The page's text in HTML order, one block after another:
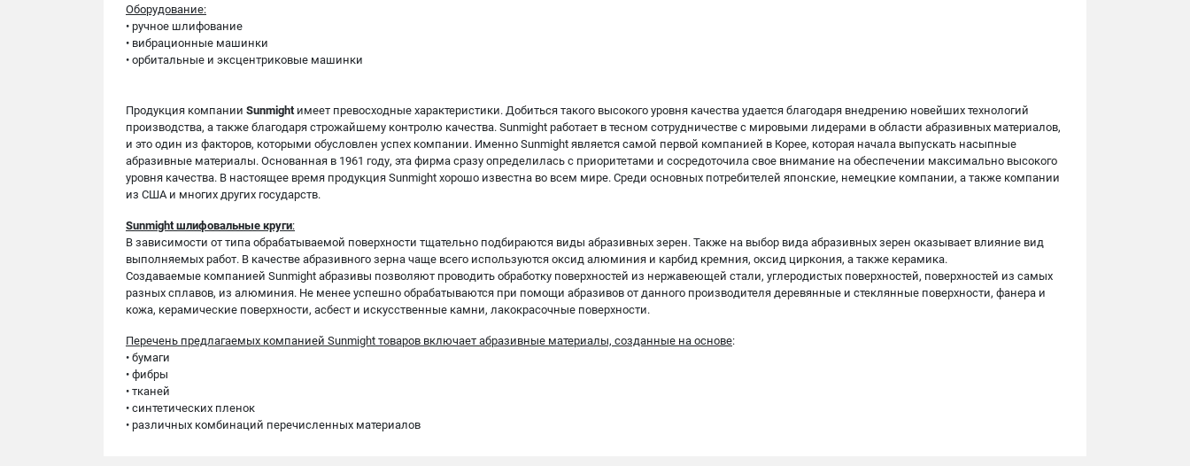
Оборудование:
• ручное шлифование
• вибрационные машинки
• орбитальные и эксцентриковые машинки
Продукция компании Sunmight имеет превосходные характеристики. Добиться такого высокого уровня качества удается благодаря внедрению новейших технологий
производства, а также благодаря строжайшему контролю качества. Sunmight работает в тесном сотрудничестве с мировыми лидерами в области абразивных материалов,
и это один из факторов, которыми обусловлен успех компании. Именно Sunmight является самой первой компанией в Корее, которая начала выпускать насыпные
абразивные материалы. Основанная в 1961 году, эта фирма сразу определилась с приоритетами и сосредоточила свое внимание на обеспечении максимально высокого
уровня качества. В настоящее время продукция Sunmight хорошо известна во всем мире. Среди основных потребителей японские, немецкие компании, а также компании
из США и многих других государств.
Sunmight шлифовальные круги:
В зависимости от типа обрабатываемой поверхности тщательно подбираются виды абразивных зерен. Также на выбор вида абразивных зерен оказывает влияние вид
выполняемых работ. В качестве абразивного зерна чаще всего используются оксид алюминия и карбид кремния, оксид циркония, а также керамика.
Создаваемые компанией Sunmight абразивы позволяют проводить обработку поверхностей из нержавеющей стали, углеродистых поверхностей, поверхностей из самых
разных сплавов, из алюминия. Не менее успешно обрабатываются при помощи абразивов от данного производителя деревянные и стеклянные поверхности, фанера и
кожа, керамические поверхности, асбест и искусственные камни, лакокрасочные поверхности.
Перечень предлагаемых компанией Sunmight товаров включает абразивные материалы, созданные на основе:
• бумаги
• фибры
• тканей
• синтетических пленок
• различных комбинаций перечисленных материалов